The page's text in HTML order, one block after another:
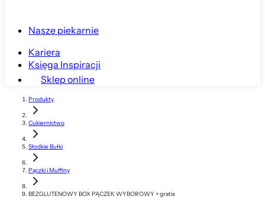
Nasze piekarnie
Kariera
Księga Inspiracji
Sklep online
Produkty
Cukiernictwo
Słodkie Bułki
Pączki i Muffiny
BEZGLUTENOWY BOX PĄCZEK WYBOROWY + gratis